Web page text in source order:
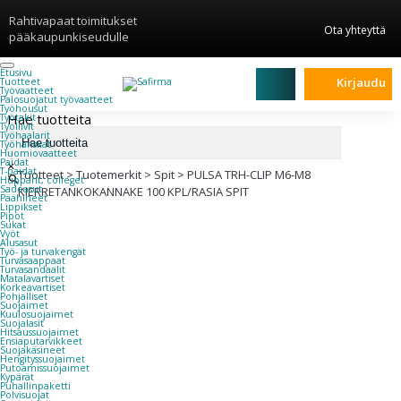
Rahtivapaat toimitukset
pääkaupunkiseudulle
Ota yhteyttä
Etusivu
Tuotteet
Työvaatteet
Palosuojatut työvaatteet
Työhousut
Työtakit
Työliivit
Työhaalarit
Työhanskat
Huomiovaatteet
Paidat
T-paidat
Hupparit, colleget
Sadeasut
Päähineet
Lippikset
Pipot
Sukat
Vyöt
Alusasut
Työ- ja turvakengät
Turvasaappaat
Turvasandaalit
Matalavartiset
Korkeavartiset
Pohjalliset
Suojaimet
Kuulosuojaimet
Suojalasit
Hitsaussuojaimet
Ensiaputarvikkeet
Suojakäsineet
Hengityssuojaimet
Putoamissuojaimet
Kypärät
Puhallinpaketti
Polvisuojat
Kirjaudu
Hae tuotteita
×
Tuotteet>Tuotemerkit > Spit > PULSA TRH-CLIP M6-M8
KIERRETANKOKANNAKE 100 KPL/RASIA SPIT